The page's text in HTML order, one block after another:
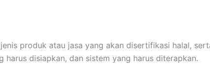
produk atau jasa yang akan disertifikasi halal,
harus disiapkan, dan sistem yang harus diterapkan.